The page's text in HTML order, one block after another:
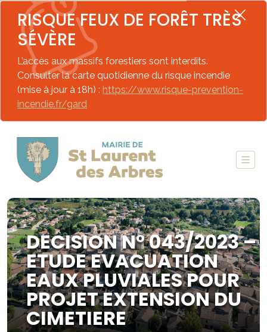
RISQUE FEUX DE FORÊT TRÈS
SÉVÈRE
L’accès aux massifs forestiers sont interdits.
Consulter la carte quotidienne du risque incendie
(mise à jour à 18h) : https://www.risque-prevention-
incendie.fr/gard
DECISION N° 043/2023 –
ETUDE EVACUATION
EAUX PLUVIALES POUR
PROJET EXTENSION DU
CIMETIERE